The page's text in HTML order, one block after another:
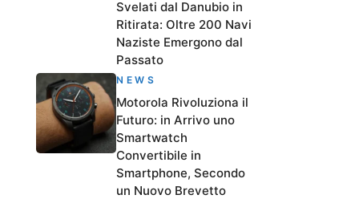
Svelati dal Danubio in
Ritirata: Oltre 200 Navi
Naziste Emergono dal
Passato
NEWS
Motorola Rivoluziona il
Futuro: in Arrivo uno
Smartwatch
Convertibile in
Smartphone, Secondo
un Nuovo Brevetto